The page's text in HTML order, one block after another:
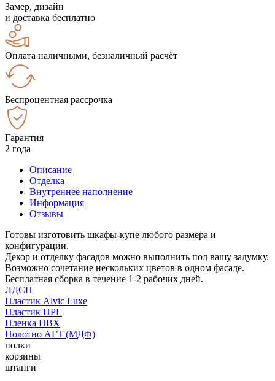
Замер, дизайн
и доставка бесплатно
Оплата наличными, безналичный расчёт
Беспроцентная рассрочка
Гарантия
2 года
Описание
Отделка
Внутреннее наполнение
Информация
Отзывы
Готовы изготовить шкафы-купе любого размера и
конфигурации.
Декор и отделку фасадов можно выполнить под вашу задумку.
Возможно сочетание нескольких цветов в одном фасаде.
Бесплатная сборка в течение 1-2 рабочих дней.
ЛДСП
Пластик Alvic Luxe
Пластик HPL
Пленка ПВХ
Полотно АГТ (МДФ)
полки
корзины
штанги